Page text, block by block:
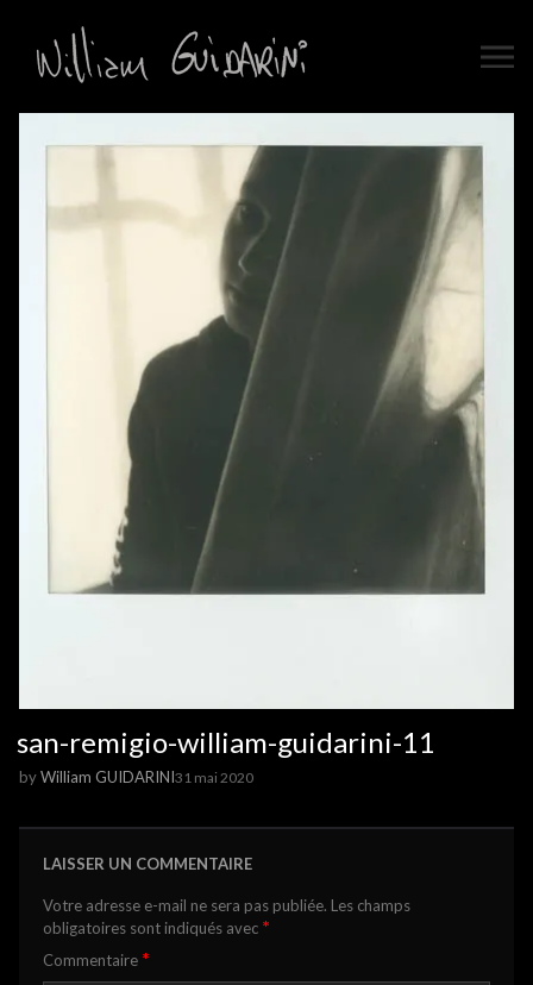
san-remigio-william-guidarini-11
byWilliam GUIDARINI31 mai 2020
LAISSER UN COMMENTAIRE
Votre adresse e-mail ne sera pas publiée. Les champs
obligatoires sont indiqués avec *
Commentaire *